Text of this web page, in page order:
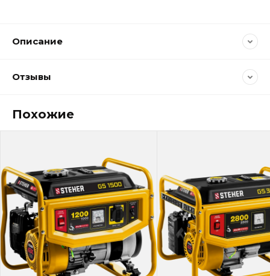
Описание
Отзывы
Похожие